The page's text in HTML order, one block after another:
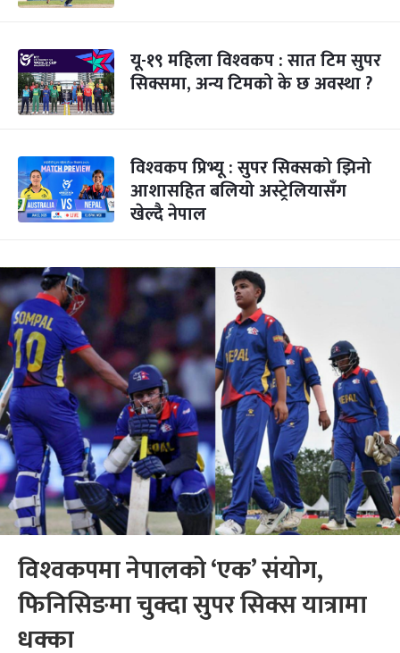
यू-१९ महिला विश्‍वकप : सात टिम सुपर
सिक्समा, अन्य टिमको के छ अवस्था ?
विश्‍वकप प्रिभ्यू : सुपर सिक्सको झिनो
आशासहित बलियो अस्ट्रेलियासँग
खेल्दै नेपाल
विश्‍वकपमा नेपालको ‘एक’ संयोग,
फिनिसिङमा चुक्दा सुपर सिक्स यात्रामा
धक्का